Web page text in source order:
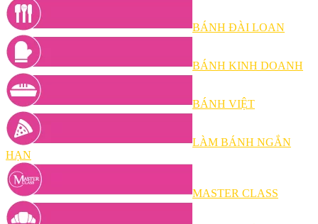
BÁNH ĐÀI LOAN
BÁNH KINH DOANH
BÁNH VIỆT
LÀM BÁNH NGẮN
HẠN
MASTER CLASS